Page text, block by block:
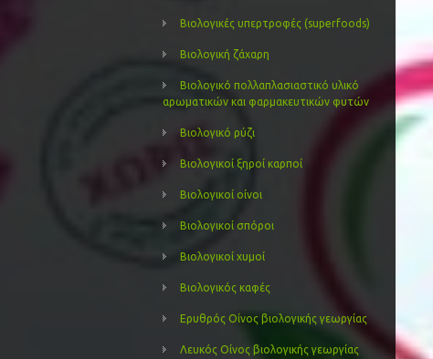
Βιολογικές υπερτροφές (superfoods)
Βιολογική ζάχαρη
Βιολογικό πολλαπλασιαστικό υλικό
αρωματικών και φαρμακευτικών φυτών
Βιολογικό ρύζι
Βιολογικοί ξηροί καρποί
Βιολογικοί οίνοι
Βιολογικοί σπόροι
Βιολογικοί χυμοί
Βιολογικός καφές
Ερυθρός Οίνος βιολογικής γεωργίας
Λευκός Οίνος βιολογικής γεωργίας